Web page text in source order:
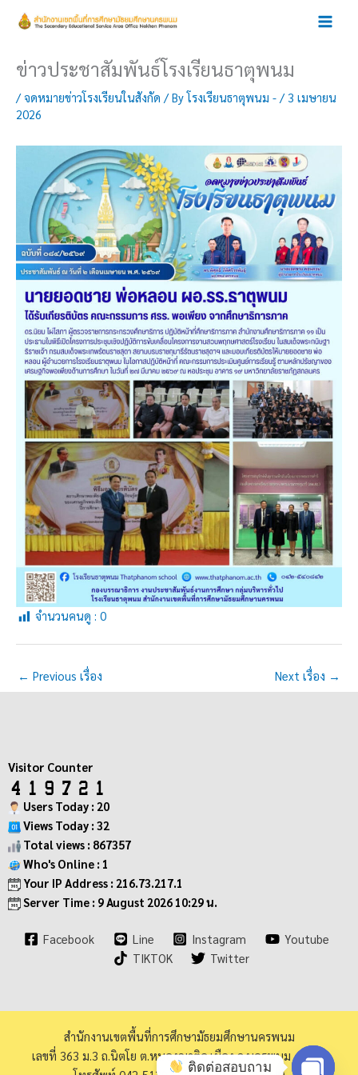
ข่าวประชาสัมพันธ์โรงเรียนธาตุพนม
/จดหมายข่าวโรงเรียนในสังกัด / Byโรงเรียนธาตุพนม - / 3 เมษายน
2026
จำนวนคนดู : 0
← Previous เรื่อง Next เรื่อง →
Visitor Counter
Users Today : 20
Views Today : 32
Total views : 867357
Who's Online : 1
Your IP Address : 216.73.217.1
Server Time : 9 August 2026 10:29 น.
Facebook Line Instagram
Youtube
TIKTOK
Twitter
สำนักงานเขตพื้นที่การศึกษามัธยมศึกษานครพนม
เลขที่ 363 ม.3 ถ.นิตโย ต.หนองญาติอ.เมือง จ.นครพนม 48000
ติดต่อสอบถาม